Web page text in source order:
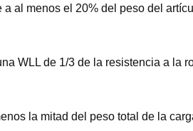
al menos el 20% del peso del
WLL de 1/3 de la resistencia a la
la mitad del peso total de la